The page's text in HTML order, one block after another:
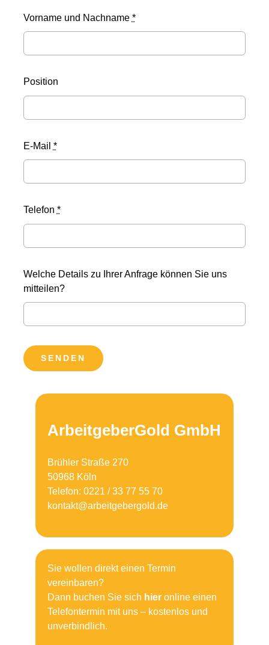
Vorname und Nachname *
Position
E-Mail *
Telefon *
Welche Details zu Ihrer Anfrage können Sie uns
mitteilen?
SENDEN
ArbeitgeberGold GmbH
Brühler Straße 270
50968 Köln
Telefon: 0221 / 33 77 55 70
kontakt@arbeitgebergold.de
Sie wollen direkt einen Termin
vereinbaren?
Dann buchen Sie sich hieronline einen
Telefontermin mit uns – kostenlos und
unverbindlich.